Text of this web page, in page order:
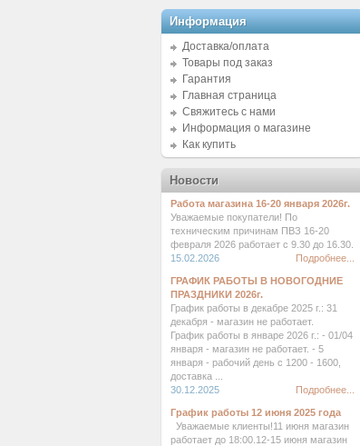
Информация
Доставка/оплата
Товары под заказ
Гарантия
Главная страница
Свяжитесь с нами
Информация о магазине
Как купить
Новости
Работа магазина 16-20 января 2026г.
Уважаемые покупатели! По
техническим причинам ПВЗ 16-20
февраля 2026 работает с 9.30 до 16.30.
15.02.2026
Подробнее...
ГРАФИК РАБОТЫ В НОВОГОДНИЕ
ПРАЗДНИКИ 2026г.
График работы в декабре 2025 г.: 31
декабря - магазин не работает.
График работы в январе 2026 г.: - 01/04
января - магазин не работает. - 5
января - рабочий день с 1200 - 1600,
доставка ...
30.12.2025
Подробнее...
График работы 12 июня 2025 года
Уважаемые клиенты!11 июня магазин
работает до 18:00.12-15 июня магазин